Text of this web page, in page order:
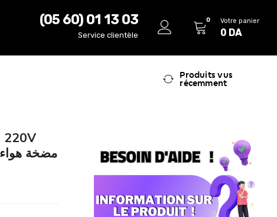
(05 60) 01 13 03
Service clientèle
0 Votre panier
0 DA
Produits vus
récemment
220V